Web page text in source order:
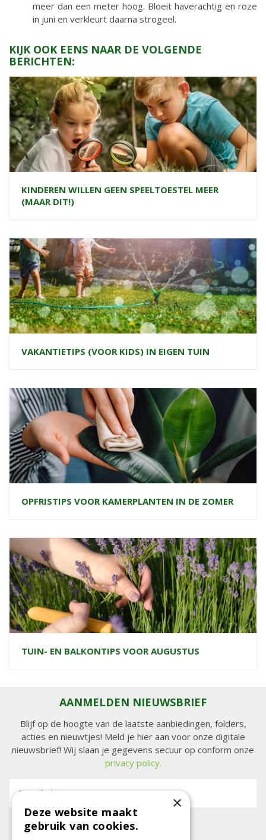
meer dan een meter hoog. Bloeit haverachtig en roze
in juni en verkleurt daarna strogeel.
KIJK OOK EENS NAAR DE VOLGENDE
BERICHTEN:
KINDEREN WILLEN GEEN SPEELTOESTEL MEER
(MAAR DIT!)
VAKANTIETIPS (VOOR KIDS) IN EIGEN TUIN
OPFRISTIPS VOOR KAMERPLANTEN IN DE ZOMER
TUIN- EN BALKONTIPS VOOR AUGUSTUS
AANMELDEN NIEUWSBRIEF
Blijf op de hoogte van de laatste aanbiedingen, folders,
acties en nieuwtjes! Meld je hier aan voor onze digitale
nieuwsbrief! Wij slaan je gegevens secuur op conform onze
privacy policy.
E-mailadres: ×
Deze website maakt
gebruik van cookies.